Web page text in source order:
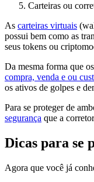
Carteiras ou
As carteiras virtuais
possui bem como as
seus tokens ou
Da mesma forma que
compra, venda e ou
os ativos de golpes e
Para se proteger de
segurança que a
Dicas para se
Agora que você já